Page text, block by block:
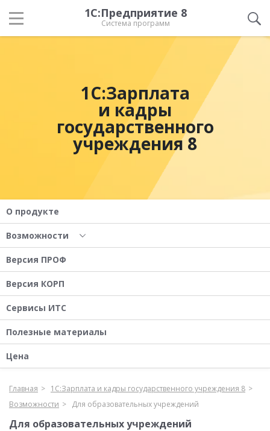
1С:Предприятие 8
Система программ
1С:Зарплата
и кадры
государственного
учреждения 8
О продукте
Возможности
Версия ПРОФ
Версия КОРП
Сервисы ИТС
Полезные материалы
Цена
Главная
1С:Зарплата и кадры государственного учреждения 8
Возможности
Для образовательных учреждений
Для образовательных учреждений